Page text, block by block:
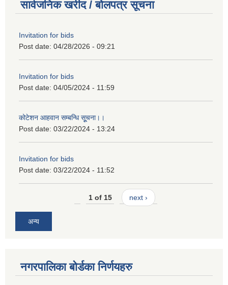
सार्वजनिक खरीद / बोलपत्र सूचना
Invitation for bids
Post date: 04/28/2026 - 09:21
Invitation for bids
Post date: 04/05/2024 - 11:59
कोटेशन आहवान सम्बन्धि सूूचना।।
Post date: 03/22/2024 - 13:24
Invitation for bids
Post date: 03/22/2024 - 11:52
1 of 15 next ›
अन्य
नगरपालिका बोर्डका निर्णयहरु